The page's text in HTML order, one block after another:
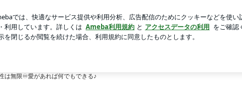
クワクの光の旅をナビゲート
さらにもちもちになるパン 新規登録
クワクの光の旅をナビゲート
のHappy Lifeをサポートします。
は無限♾️愛があれば何でもできる♪